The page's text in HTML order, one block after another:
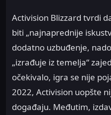
Activision Blizzard tvrdi
biti „najnaprednije
dodatno uzbuđenje,
„izrađuje iz temelja“
očekivalo, igra se nije
2022, Activision uopšte
događaju. Međutim,